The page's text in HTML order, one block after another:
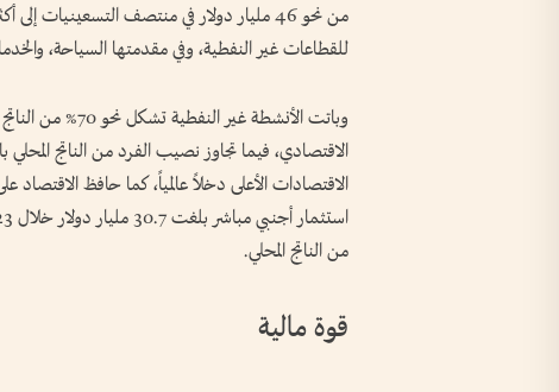
للقطاعات غير النفطية، وفي مقدمتها السياحة،
وباتت الأنشطة
الاقتصادات الأعلى دخلاً عالمياً، كما حافظ
من الناتج المحلي.
قوة مالية